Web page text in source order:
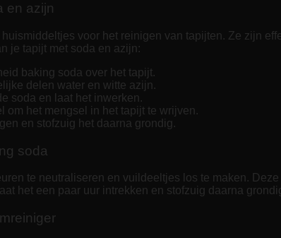
en azijn
voor het reinigen van tapijten. Ze zijn
je tapijt met soda en azijn:
baking soda over het tapijt.
delen water en witte azijn.
soda en laat het inwerken.
om het mengsel in het tapijt te wrijven.
en stofzuig het daarna grondig.
soda
te neutraliseren en vuildeeltjes los te maken.
het een paar uur intrekken en stofzuig daarna